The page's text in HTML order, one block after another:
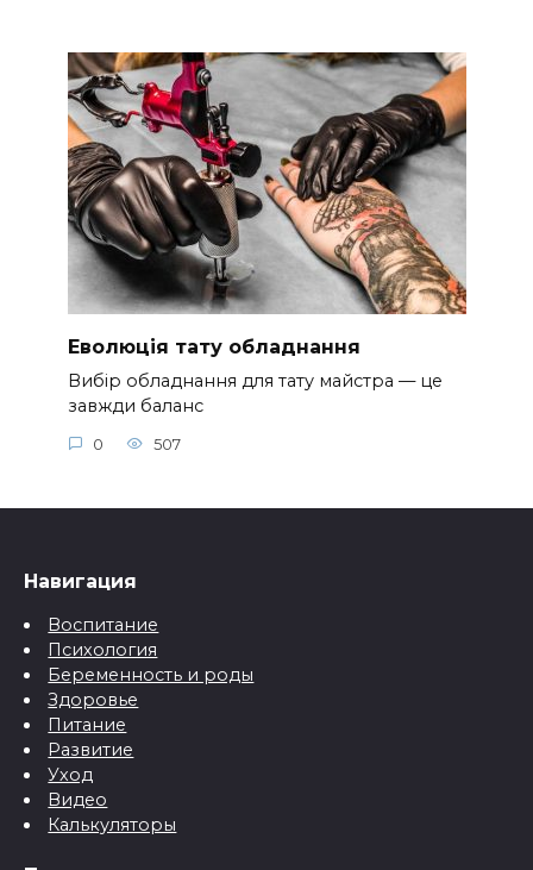
Еволюція тату обладнання
Вибір обладнання для тату майстра — це
завжди баланс
0 507
Навигация
Воспитание
Психология
Беременность и роды
Здоровье
Питание
Развитие
Уход
Видео
Калькуляторы